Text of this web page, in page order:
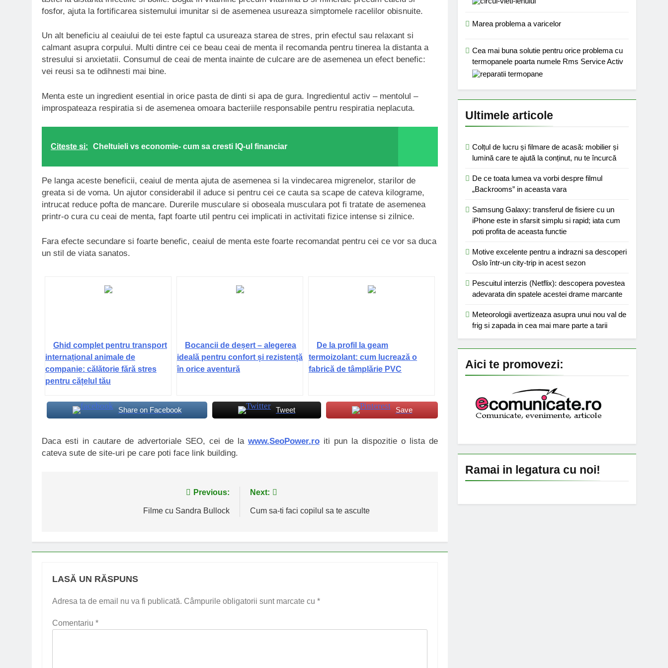
fosfor, ajuta la fortificarea sistemului imunitar si de asemenea usureaza simptomele racelilor obisnuite.
Un alt beneficiu al ceaiului de tei este faptul ca usureaza starea de stres, prin efectul sau relaxant si
calmant asupra corpului. Multi dintre cei ce beau ceai de menta il recomanda pentru tinerea la distanta a
stresului si anxietatii. Consumul de ceai de menta inainte de culcare are de asemenea un efect benefic:
vei reusi sa te odihnesti mai bine.
Menta este un ingredient esential in orice pasta de dinti si apa de gura. Ingredientul activ – mentolul –
improspateaza respiratia si de asemenea omoara bacteriile responsabile pentru respiratia neplacuta.
Citeste si: Cheltuieli vs economie- cum sa cresti IQ-ul financiar
Pe langa aceste beneficii, ceaiul de menta ajuta de asemenea si la vindecarea migrenelor, starilor de
greata si de voma. Un ajutor considerabil il aduce si pentru cei ce cauta sa scape de cateva kilograme,
intrucat reduce pofta de mancare. Durerile musculare si oboseala musculara pot fi tratate de asemenea
printr-o cura cu ceai de menta, fapt foarte util pentru cei implicati in activitati fizice intense si zilnice.
Fara efecte secundare si foarte benefic, ceaiul de menta este foarte recomandat pentru cei ce vor sa duca
un stil de viata sanatos.
Ghid complet pentru transport
internațional animale de
companie: călătorie fără stres
pentru cățelul tău
Bocancii de deșert – alegerea
ideală pentru confort și rezistență
în orice aventură
De la profil la geam
termoizolant: cum lucrează o
fabrică de tâmplărie PVC
Share on Facebook Tweet Save
Daca esti in cautare de advertoriale SEO, cei de la www.SeoPower.roiti pun la dispozitie o lista de
cateva sute de site-uri pe care poti face link building.
Previous:
Filme cu Sandra Bullock
Next:
Cum sa-ti faci copilul sa te asculte
LASĂ UN RĂSPUNS
Adresa ta de email nu va fi publicată. Câmpurile obligatorii sunt marcate cu *
Comentariu *
Marea problema a varicelor
Cea mai buna solutie pentru orice problema cu
termopanele poarta numele Rms Service Activ
Ultimele articole
Colțul de lucru și filmare de acasă: mobilier și
lumină care te ajută la conținut, nu te încurcă
De ce toata lumea va vorbi despre filmul
„Backrooms” in aceasta vara
Samsung Galaxy: transferul de fisiere cu un
iPhone este in sfarsit simplu si rapid; iata cum
poti profita de aceasta functie
Motive excelente pentru a indrazni sa descoperi
Oslo într-un city-trip in acest sezon
Pescuitul interzis (Netflix): descopera povestea
adevarata din spatele acestei drame marcante
Meteorologii avertizeaza asupra unui nou val de
frig si zapada in cea mai mare parte a tarii
Aici te promovezi:
Ramai in legatura cu noi!